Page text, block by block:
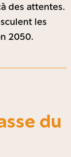
des attentes.
les
2050.
du